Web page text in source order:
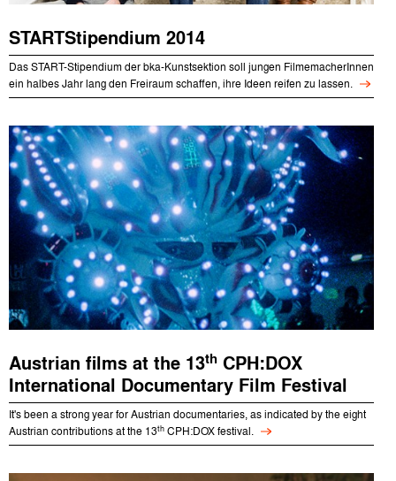
STARTStipendium 2014
Das START-Stipendium der bka-Kunstsektion soll jungen FilmemacherInnen
ein halbes Jahr lang den Freiraum schaffen, ihre Ideen reifen zu lassen.
Austrian films at the 13th CPH:DOX
International Documentary Film Festival
It's been a strong year for Austrian documentaries, as indicated by the eight
Austrian contributions at the 13th CPH:DOX festival.